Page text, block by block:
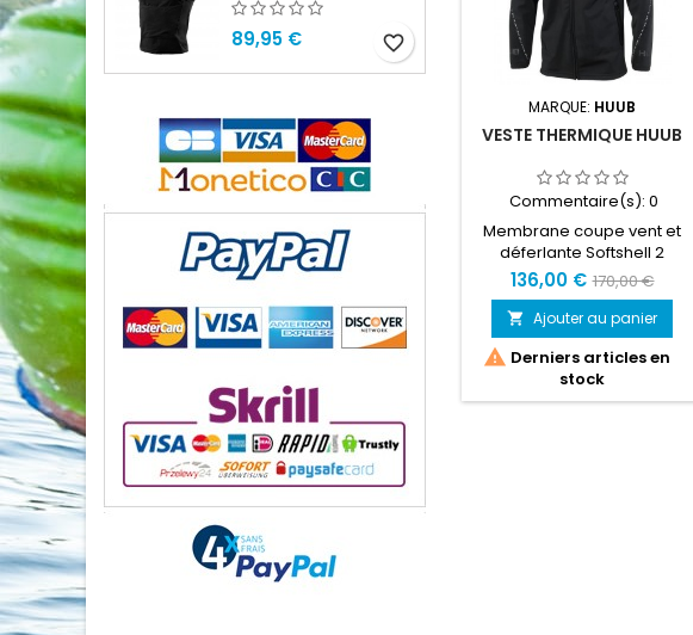
89,95 € favorite_border
MARQUE: HUUB
VESTE THERMIQUE HUUB
Commentaire(s): 0
Membrane coupe vent et
déferlante Softshell 2
poches, une capuche,
doublure intérieure
136,00 € 170,00 €
 Ajouter au panier
 Derniers articles en
stock